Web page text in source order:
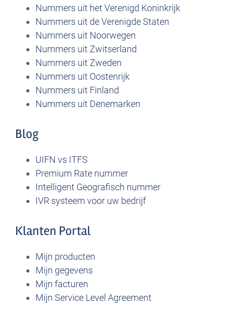
Nummers uit het Verenigd Koninkrijk
Nummers uit de Verenigde Staten
Nummers uit Noorwegen
Nummers uit Zwitserland
Nummers uit Zweden
Nummers uit Oostenrijk
Nummers uit Finland
Nummers uit Denemarken
Blog
UIFN vs ITFS
Premium Rate nummer
Intelligent Geografisch nummer
IVR systeem voor uw bedrijf
Klanten Portal
Mijn producten
Mijn gegevens
Mijn facturen
Mijn Service Level Agreement